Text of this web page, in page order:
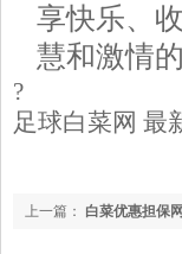
享快乐、
慧和激情
?
足球白菜网 最
上一篇： 白菜优惠担保网